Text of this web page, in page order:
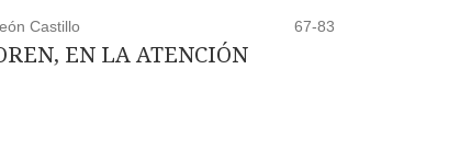
Castillo 67-83
EN LA ATENCIÓN